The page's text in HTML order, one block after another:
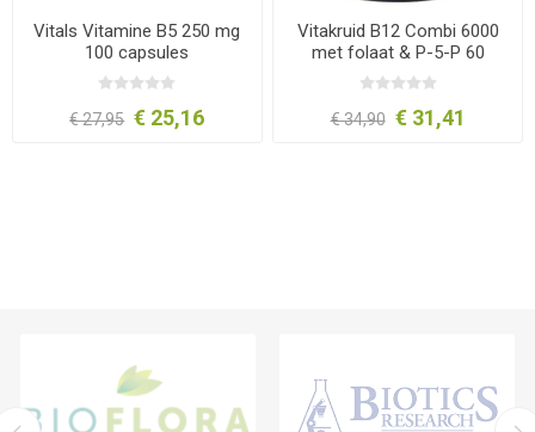
Vitals Vitamine B5 250 mg
100 capsules
€ 27,95 € 25,16
Vitakruid B12 Combi 6000
met folaat & P-5-P 60
tabletten
€ 34,90 € 31,41